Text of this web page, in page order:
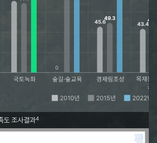
도 조사결과4